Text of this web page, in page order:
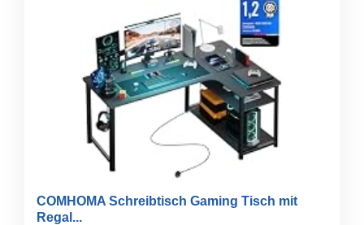
COMHOMA Schreibtisch Gaming Tisch mit
Regal...